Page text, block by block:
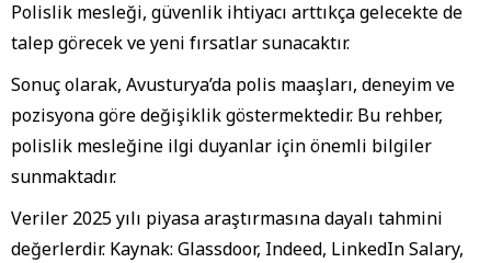
Polislik mesleği, güvenlik ihtiyacı arttıkça gelecekte de
talep görecek ve yeni fırsatlar sunacaktır.
Sonuç olarak, Avusturya’da polis maaşları, deneyim ve
pozisyona göre değişiklik göstermektedir. Bu rehber,
polislik mesleğine ilgi duyanlar için önemli bilgiler
sunmaktadır.
Veriler 2025 yılı piyasa araştırmasına dayalı tahmini
değerlerdir. Kaynak: Glassdoor, Indeed, LinkedIn Salary,